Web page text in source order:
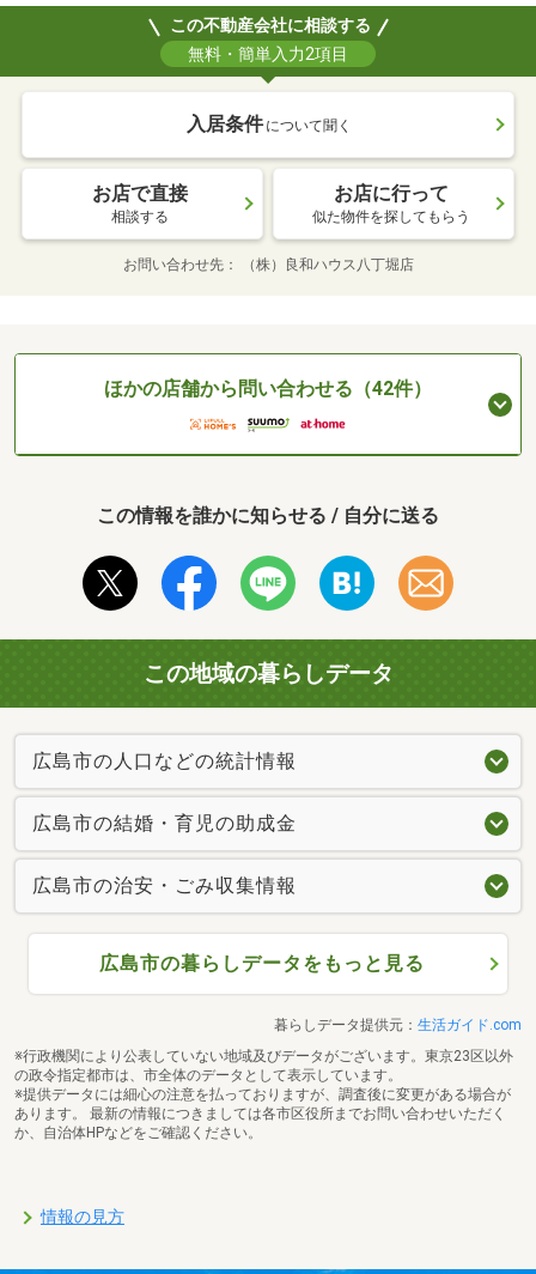
この不動産会社に相談する
無料・簡単入力2項目
入居条件 について聞く
お店で直接
相談する
お店に行って
似た物件を探してもらう
お問い合わせ先 （株）良和ハウス八丁堀店
ほかの店舗から問い合わせる（42件）
この情報を誰かに知らせる / 自分に送る
この地域の暮らしデータ
広島市の人口などの統計情報
広島市の結婚・育児の助成金
広島市の治安・ごみ収集情報
広島市の暮らしデータをもっと見る
暮らしデータ提供元： 生活ガイド.com
※行政機関により公表していない地域及びデータがございます。東京23区以外
の政令指定都市は、市全体のデータとして表示しています。
※提供データには細心の注意を払っておりますが、調査後に変更がある場合が
あります。 最新の情報につきましては各市区役所までお問い合わせいただく
か、自治体HPなどをご確認ください。
情報の見方